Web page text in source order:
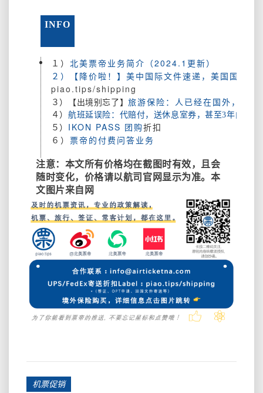
INFO
１） 北美票帝业务简介（2024.1更新）
２）【降价啦！】美中国际文件速递，美国国内文
piao.tips/shipping
３）【出境别忘了】旅游保险：人已经在国外，或
４）航班延误险：代赔付，送休息室券，甚至3年内航班
５） IKON PASS 团购折扣
６） 票帝的付费问答业务
注意：本文所有价格均在截图时有效，且会
随时变化，价格请以航司官网显示为准。本
文图片来自网
机票促销